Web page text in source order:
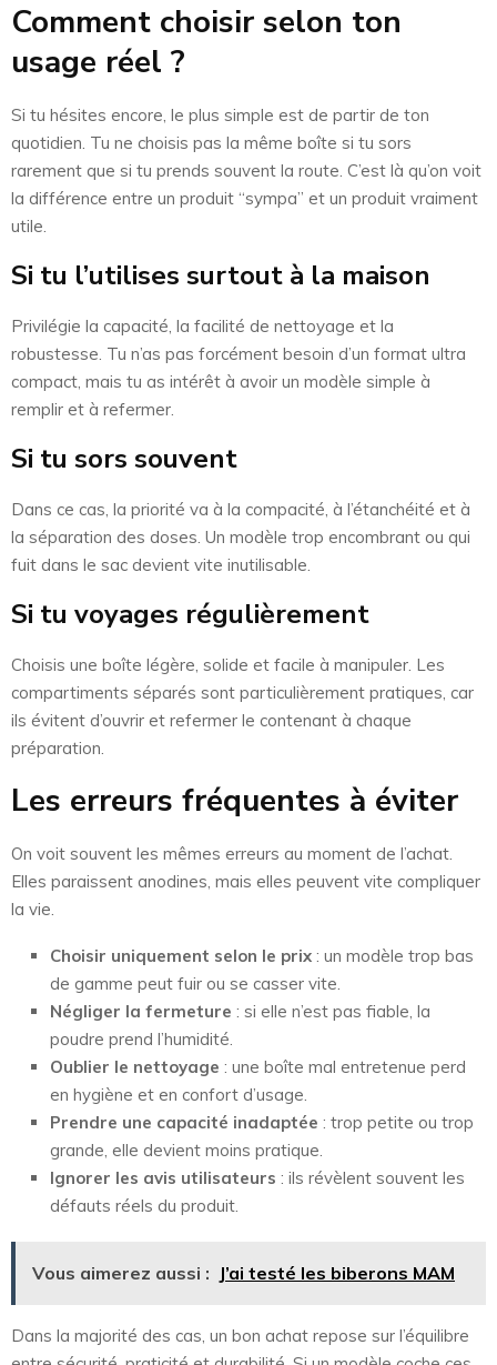
Comment choisir selon ton
usage réel ?
Si tu hésites encore, le plus simple est de partir de ton
quotidien. Tu ne choisis pas la même boîte si tu sors
rarement que si tu prends souvent la route. C’est là qu’on voit
la différence entre un produit “sympa” et un produit vraiment
utile.
Si tu l’utilises surtout à la maison
Privilégie la capacité, la facilité de nettoyage et la
robustesse. Tu n’as pas forcément besoin d’un format ultra
compact, mais tu as intérêt à avoir un modèle simple à
remplir et à refermer.
Si tu sors souvent
Dans ce cas, la priorité va à la compacité, à l’étanchéité et à
la séparation des doses. Un modèle trop encombrant ou qui
fuit dans le sac devient vite inutilisable.
Si tu voyages régulièrement
Choisis une boîte légère, solide et facile à manipuler. Les
compartiments séparés sont particulièrement pratiques, car
ils évitent d’ouvrir et refermer le contenant à chaque
préparation.
Les erreurs fréquentes à éviter
On voit souvent les mêmes erreurs au moment de l’achat.
Elles paraissent anodines, mais elles peuvent vite compliquer
la vie.
Choisir uniquement selon le prix : un modèle trop bas
de gamme peut fuir ou se casser vite.
Négliger la fermeture : si elle n’est pas fiable, la
poudre prend l’humidité.
Oublier le nettoyage : une boîte mal entretenue perd
en hygiène et en confort d’usage.
Prendre une capacité inadaptée : trop petite ou trop
grande, elle devient moins pratique.
Ignorer les avis utilisateurs : ils révèlent souvent les
défauts réels du produit.
Vous aimerez aussi : J’ai testé les biberons MAM
Dans la majorité des cas, un bon achat repose sur l’équilibre